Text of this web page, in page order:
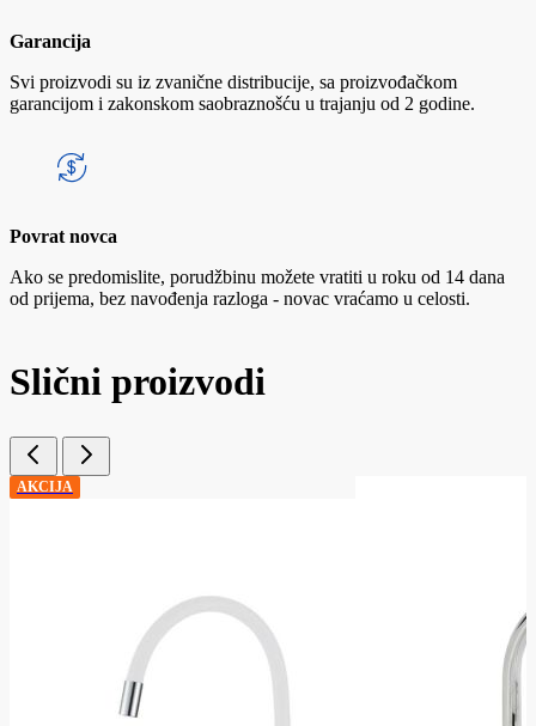
Garancija
Svi proizvodi su iz zvanične distribucije, sa proizvođačkom
garancijom i zakonskom saobraznošću u trajanju od 2 godine.
Povrat novca
Ako se predomislite, porudžbinu možete vratiti u roku od 14 dana
od prijema, bez navođenja razloga - novac vraćamo u celosti.
Slični proizvodi
AKCIJA